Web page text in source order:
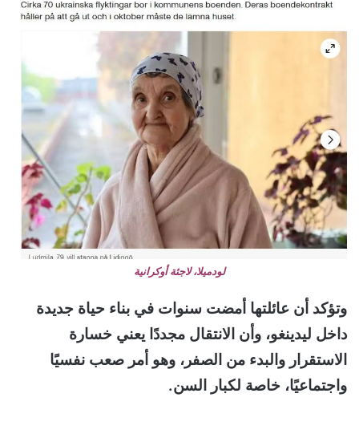
لودميلا، لاجئة أوكرانية
وتؤكد أن عائلتها أمضت سنوات في بناء حياة جديدة
داخل ليدينغو، وأن الانتقال مجددًا يعني خسارة
الاستقرار والبدء من الصفر، وهو أمر صعب نفسيًا
واجتماعيًا، خاصة لكبار السن.